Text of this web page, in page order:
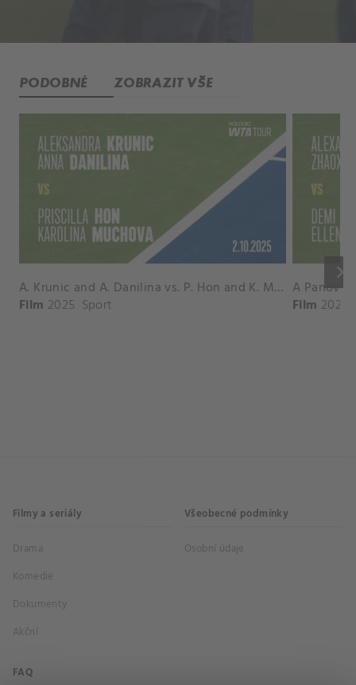
PODOBNÉ ZOBRAZIT VŠE
keyboard_arrow_right
A. Krunic and A. Danilina vs. P. Hon and K. Muchova Match Highlights - BEIJING_Capital Group Diamond ( October 02, 2025)
Film 2025 Sport Film 2026
Filmy a seriály
Drama
Komedie
Dokumenty
Akční
Všeobecné podmínky
Osobní údaje
FAQ